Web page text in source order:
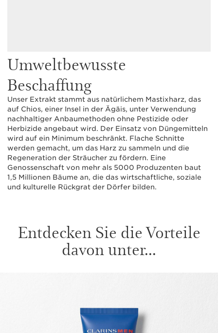
Umweltbewusste
Beschaffung
Unser Extrakt stammt aus natürlichem Mastixharz, das
auf Chios, einer Insel in der Ägäis, unter Verwendung
nachhaltiger Anbaumethoden ohne Pestizide oder
Herbizide angebaut wird. Der Einsatz von Düngemitteln
wird auf ein Minimum beschränkt. Flache Schnitte
werden gemacht, um das Harz zu sammeln und die
Regeneration der Sträucher zu fördern. Eine
Genossenschaft von mehr als 5000 Produzenten baut
1,5 Millionen Bäume an, die das wirtschaftliche, soziale
und kulturelle Rückgrat der Dörfer bilden.
Entdecken Sie die Vorteile
davon unter...